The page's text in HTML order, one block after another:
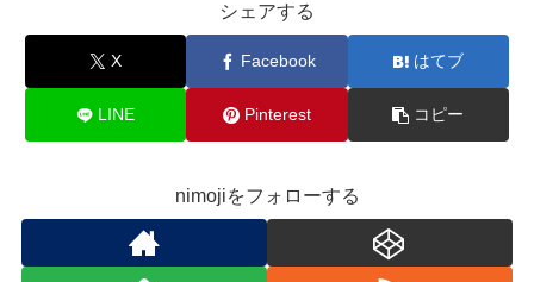
シェアする
X Facebook はてブ
LINE Pinterest コピー
nimojiをフォローする